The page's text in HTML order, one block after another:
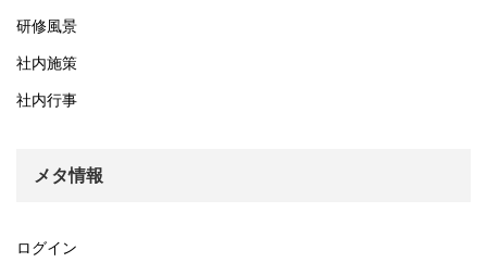
研修風景
社内施策
社内行事
メタ情報
ログイン